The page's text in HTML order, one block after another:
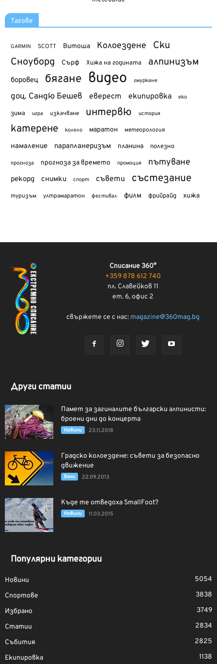
Тагове
GARMIN SCOTT Витоша Колоездене Ски
Сноуборд Сърф Хижа на годината алпинизъм
боровец бягане видео гмуркане
доц. Сандю Бешев еверест екипировка еко
зима игра изкачване интервю история
катерене колело маратон метеорология
намаление парапланеризъм планина полезно
прогноза прогноза за времето промоция пътуване
рекорд снимки спорт съвети състезание
туризъм ултрамаратон фестивал филм фрийрайд хижа
Списание 360°
+359 878 612 740
пл. Славейков 11
ет. 6, офис 2
свържете се с нас: magazine@360mag.bg
Други статии
Памет за загиналите български алпинисти:
броени дни до концерта
Новини 23.11.2018
Градско колоездене: съвети за безопасно
движение
Вело 22.09.2013
Къде те отведоха SmallFoot?
Новини 11.03.2015
Популярни категории
Новини
5054
Спортове
3838
Избрано
3749
Статии
2834
Събития
2825
Екипировка
1138